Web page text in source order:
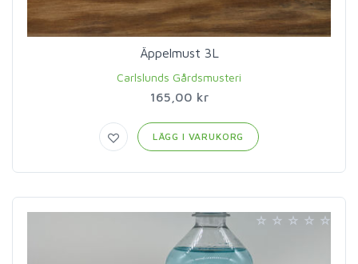
Äppelmust 3L
Carlslunds Gårdsmusteri
165,00 kr
LÄGG I VARUKORG